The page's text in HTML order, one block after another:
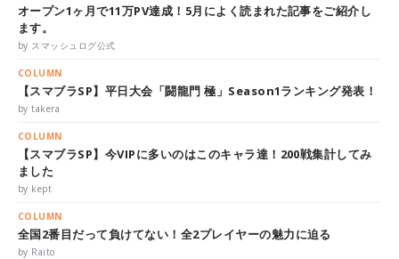
オープン1ヶ月で11万PV達成！5月によく読まれた記事をご紹介し
ます。
by スマッシュログ公式
COLUMN
【スマブラSP】平日大会「闘龍門 極」Season1ランキング発表！
by takera
COLUMN
【スマブラSP】今VIPに多いのはこのキャラ達！200戦集計してみ
ました
by kept
COLUMN
全国2番目だって負けてない！全2プレイヤーの魅力に迫る
by Raito